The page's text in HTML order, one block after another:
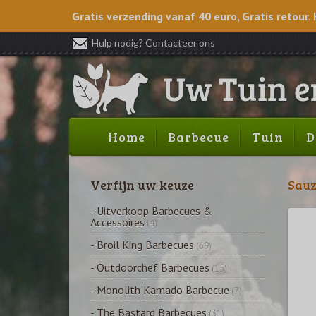
Gratis verzending vanaf 40 euro, Gratis retour.
Hulp nodig? Contacteer ons
Home Barbecue Tuin
Verfijn uw keuze
- Uitverkoop Barbecues &
Accessoires (4)
- Broil King Barbecues (69)
- Outdoorchef Barbecues (15)
- Monolith Kamado Barbecue (7)
- The Bastard Barbecues (31)